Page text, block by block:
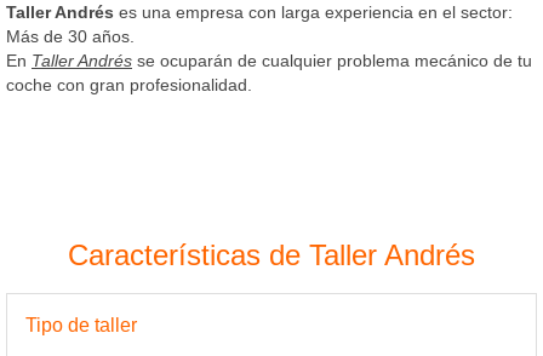
Taller Andrés es una empresa con larga experiencia en el sector:
Más de 30 años.
En Taller Andrés se ocuparán de cualquier problema mecánico de tu
coche con gran profesionalidad.
Características de Taller Andrés
Tipo de taller